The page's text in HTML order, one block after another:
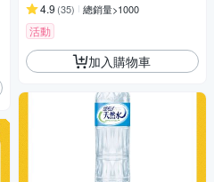
4.9 (35) 總銷量>1000
活動
加入購物車